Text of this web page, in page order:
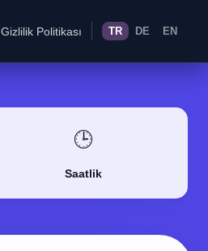
Gizlilik Politikası TR DE EN
🕒
Saatlik